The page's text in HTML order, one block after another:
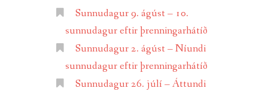
Sunnudagur 9. ágúst – 10.
sunnudagur eftir þrenningarhátíð
Sunnudagur 2. ágúst – Níundi
sunnudagur eftir þrenningarhátíð
Sunnudagur 26. júlí – Áttundi